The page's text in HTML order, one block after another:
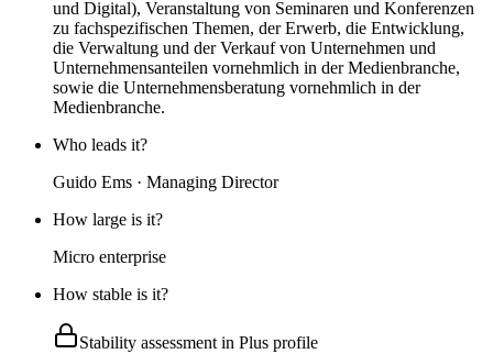
und Digital), Veranstaltung von Seminaren und Konferenzen
zu fachspezifischen Themen, der Erwerb, die Entwicklung,
die Verwaltung und der Verkauf von Unternehmen und
Unternehmensanteilen vornehmlich in der Medienbranche,
sowie die Unternehmensberatung vornehmlich in der
Medienbranche.
Who leads it?
Guido Ems · Managing Director
How large is it?
Micro enterprise
How stable is it?
Stability assessment in Plus profile